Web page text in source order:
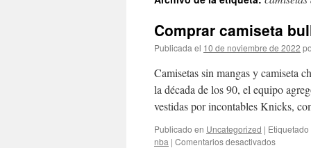
contenido
Comprar camiseta
Publicada el 10 de noviembre de 2022
Camisetas sin mangas y camiseta
la década de los 90, el equipo
vestidas por incontables Knicks,
Publicado en Uncategorized | Etiquetado
nba | Comentarios desactivadosen